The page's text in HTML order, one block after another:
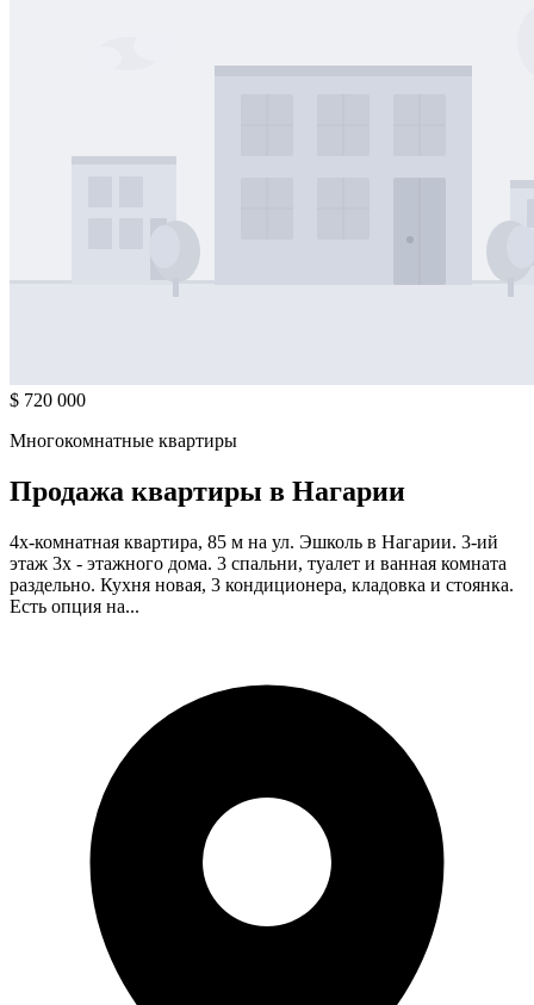
$ 720 000
Многокомнатные квартиры
Продажа квартиры в Нагарии
4х-комнатная квартира, 85 м на ул. Эшколь в Нагарии. 3-ий
этаж 3х - этажного дома. 3 спальни, туалет и ванная комната
раздельно. Кухня новая, 3 кондиционера, кладовка и стоянка.
Есть опция на...